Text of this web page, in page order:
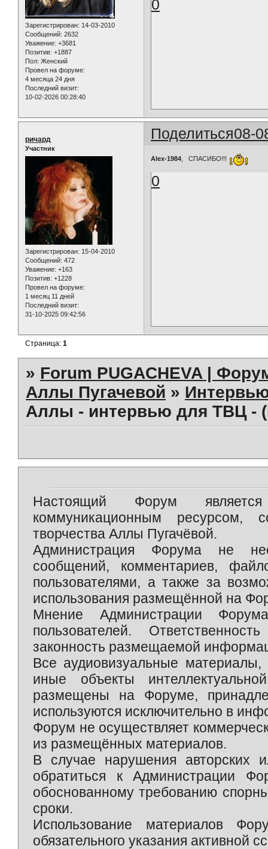
Зарегистрирован: 14-03-2010
Сообщений: 2632
Уважение: +3681
Позитив: +1887
Пол: Женский
Провел на форуме:
4 месяца 24 дня
Последний визит:
10-02-2026 00:28:40
0
Поделиться08-
ричард
Участник
Зарегистрирован: 15-04-2010
Сообщений: 472
Уважение: +163
Позитив: +1228
Провел на форуме:
1 месяц 11 дней
Последний визит:
31-10-2025 09:42:56
Alex-1984 , СПАСИБО!!!
0
Страница:1
» Forum PUGACHEVA |
Аллы Пугачевой »
Аллы - интервью для ТВЦ -
Настоящий Форум является
коммуникационным ресурсом,
творчества Аллы Пугачёвой.
Администрация Форума не
сообщений, комментариев,
пользователями, а также за
использования размещённой на
Мнение Администрации
пользователей.
законность размещаемой
Все аудиовизуальные
иные объекты
размещены на Форуме,
используются исключительно в
Форум не осуществляет
из размещённых материалов.
В случае нарушения авторских
обратиться к Администрации
обоснованному требованию
сроки.
Использование материалов
обязательного указания активной